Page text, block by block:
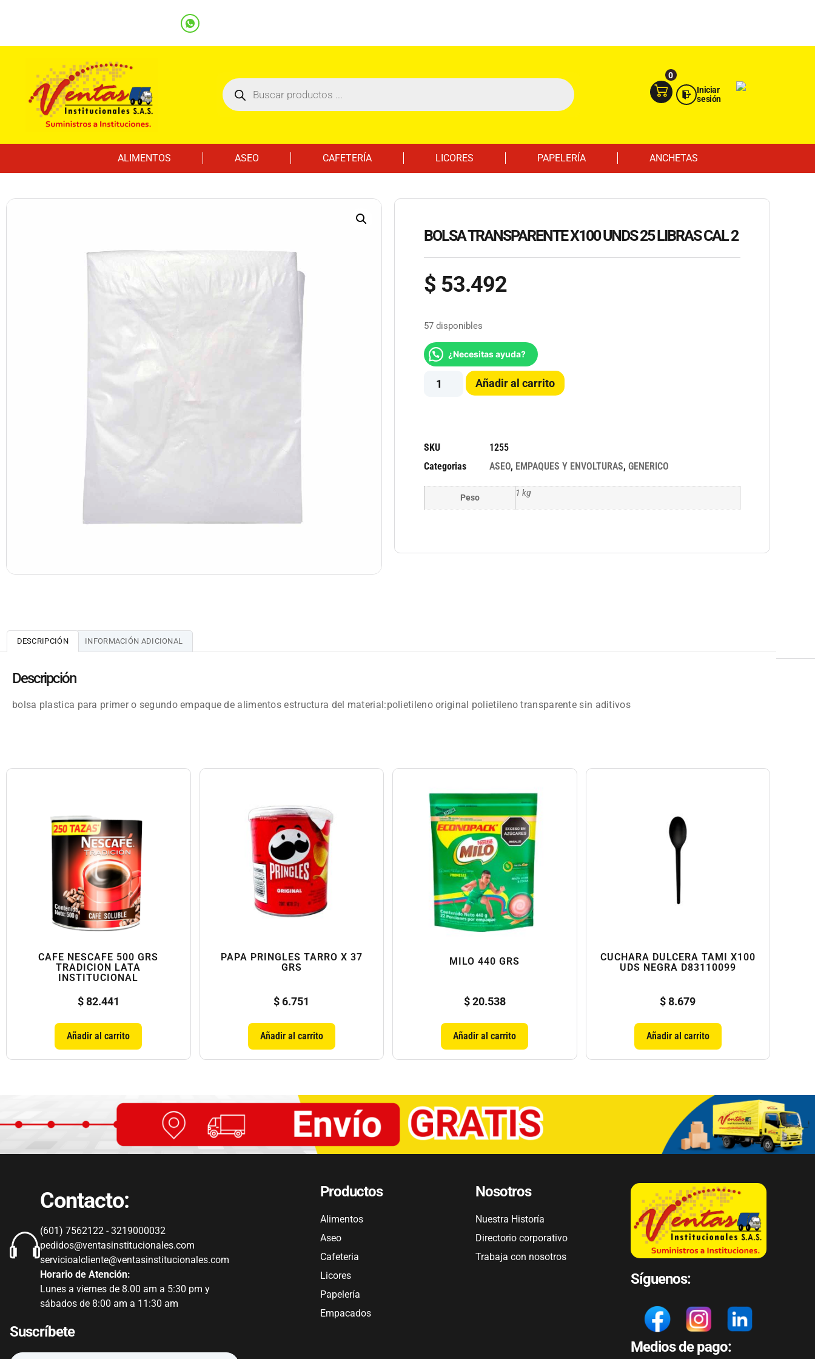
0
Iniciar
sesión
ALIMENTOS ASEO CAFETERÍA LICORES PAPELERÍA ANCHETAS
BOLSA TRANSPARENTE X100 UNDS 25 LIBRAS CAL 2
$ 53.492
57 disponibles
¿Necesitas ayuda?
Añadir al carrito
SKU
1255
Categorias
ASEO, EMPAQUES Y ENVOLTURAS, GENERICO
Peso 1 kg
DESCRIPCIÓN INFORMACIÓN ADICIONAL
Descripción
bolsa plastica para primer o segundo empaque de alimentos estructura del material:polietileno original polietileno transparente sin aditivos
CAFE NESCAFE 500 GRS
TRADICION LATA
INSTITUCIONAL
$82.441
Añadir al carrito
PAPA PRINGLES TARRO X 37
GRS
$6.751
Añadir al carrito
MILO 440 GRS
$20.538
Añadir al carrito
CUCHARA DULCERA TAMI X100
UDS NEGRA D83110099
$8.679
Añadir al carrito
Contacto:
(601) 7562122 - 3219000032
pedidos@ventasinstitucionales.com
servicioalcliente@ventasinstitucionales.com
Horario de Atención:
Lunes a viernes de 8.00 am a 5:30 pm y
sábados de 8:00 am a 11:30 am
Suscríbete
Productos
Alimentos
Aseo
Cafeteria
Licores
Papelería
Empacados
Nosotros
Nuestra Historía
Directorio corporativo
Trabaja con nosotros
Síguenos:
Medios de pago: